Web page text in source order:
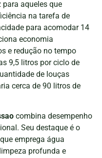
aqueles que
na tarefa de
para acomodar 14
economia
e redução no tempo
9,5 litros por ciclo de
de louças
cerca de 90 litros de
combina desempenho
Seu destaque é o
emprega água
profunda e